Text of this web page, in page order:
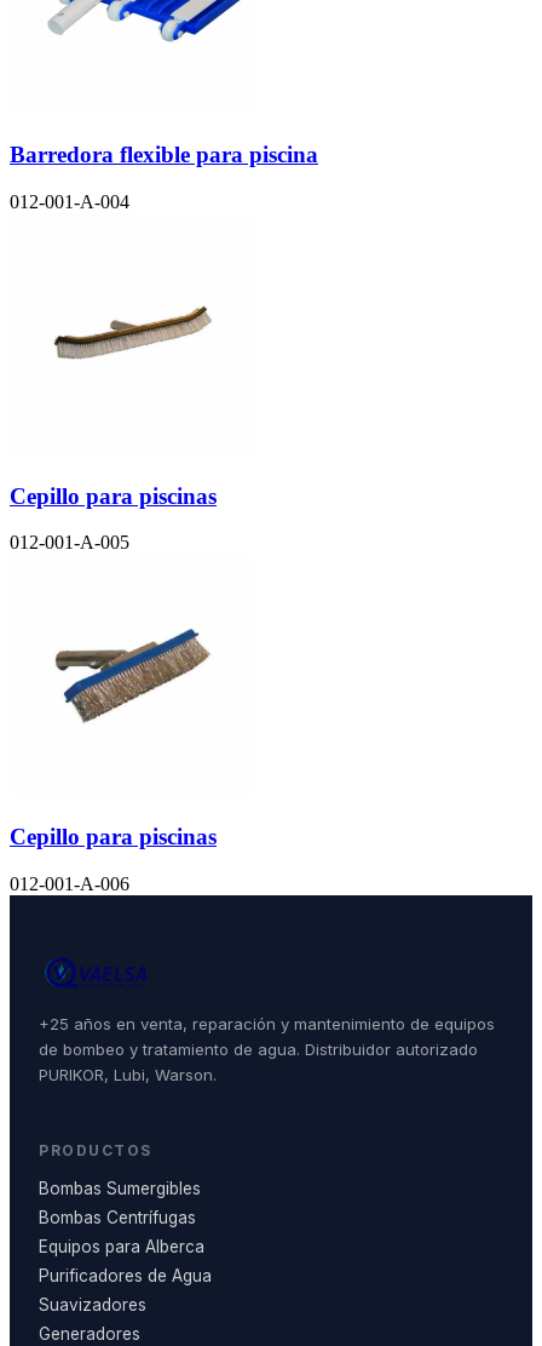
Barredora flexible para piscina
012-001-A-004
Cepillo para piscinas
012-001-A-005
Cepillo para piscinas
012-001-A-006
+25 años en venta, reparación y mantenimiento de equipos
de bombeo y tratamiento de agua. Distribuidor autorizado
PURIKOR, Lubi, Warson.
PRODUCTOS
Bombas Sumergibles
Bombas Centrífugas
Equipos para Alberca
Purificadores de Agua
Suavizadores
Generadores